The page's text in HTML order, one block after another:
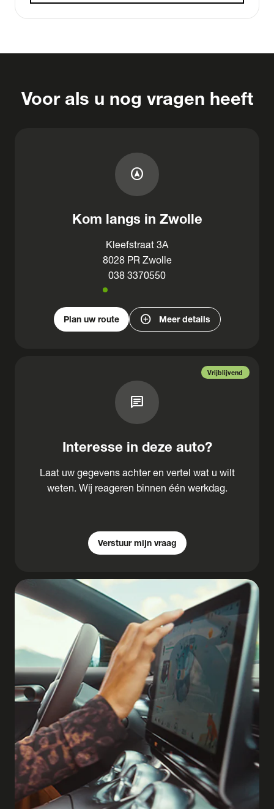
Voor als u nog vragen heeft
assistant_navigation
Kom langs in Zwolle
Kleefstraat 3A
8028 PR Zwolle
038 3370550
Plan uw route add_circle Meer details
Vrijblijvend
chat
Interesse in deze auto?
Laat uw gegevens achter en vertel wat u wilt
weten. Wij reageren binnen één werkdag.
Verstuur mijn vraag